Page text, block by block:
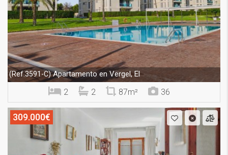
(Ref.3591-C)Apartamento en Vergel, El
2 2 87m² 36
309.000€